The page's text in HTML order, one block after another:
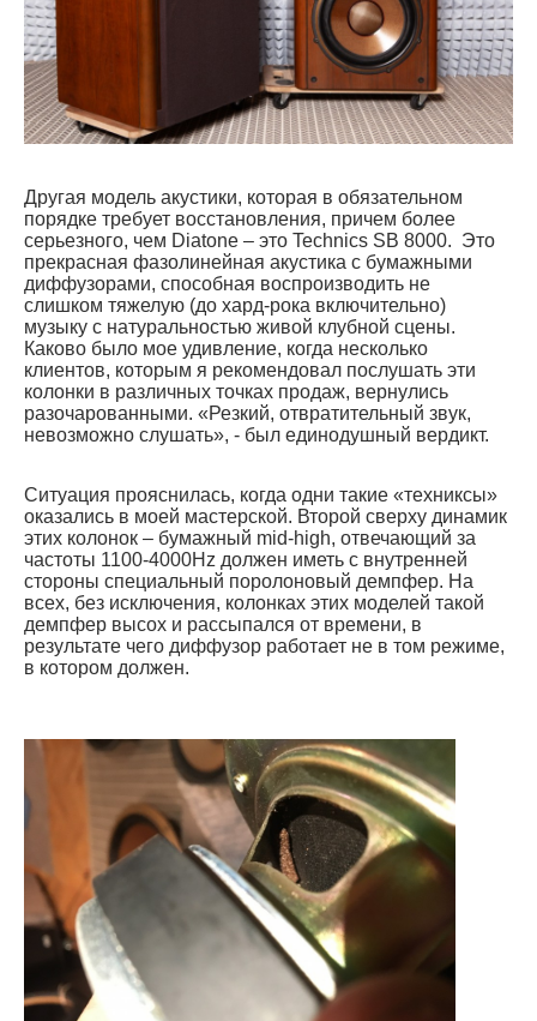
Другая модель акустики, которая в обязательном
порядке требует восстановления, причем более
серьезного, чем Diatone – это Technics SB 8000. Это
прекрасная фазолинейная акустика с бумажными
диффузорами, способная воспроизводить не
слишком тяжелую (до хард-рока включительно)
музыку с натуральностью живой клубной сцены.
Каково было мое удивление, когда несколько
клиентов, которым я рекомендовал послушать эти
колонки в различных точках продаж, вернулись
разочарованными. «Резкий, отвратительный звук,
невозможно слушать», - был единодушный вердикт.
Ситуация прояснилась, когда одни такие «техниксы»
оказались в моей мастерской. Второй сверху динамик
этих колонок – бумажный mid-high, отвечающий за
частоты 1100-4000Hz должен иметь с внутренней
стороны специальный поролоновый демпфер. На
всех, без исключения, колонках этих моделей такой
демпфер высох и рассыпался от времени, в
результате чего диффузор работает не в том режиме,
в котором должен.